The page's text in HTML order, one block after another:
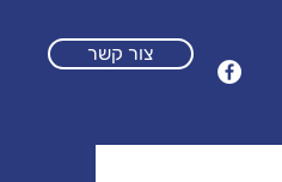
צור קשר